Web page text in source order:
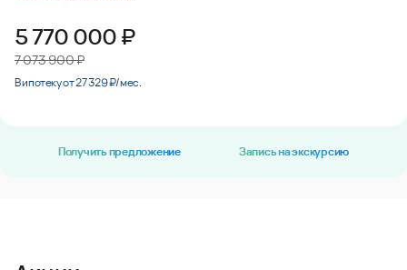
5 770 000₽
7 073 900 ₽
В ипотеку от 27 329 ₽/мес.
Получить предложение Запись на экскурсию